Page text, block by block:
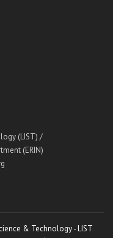
(LIST) /
(ERIN)
& Technology - LIST